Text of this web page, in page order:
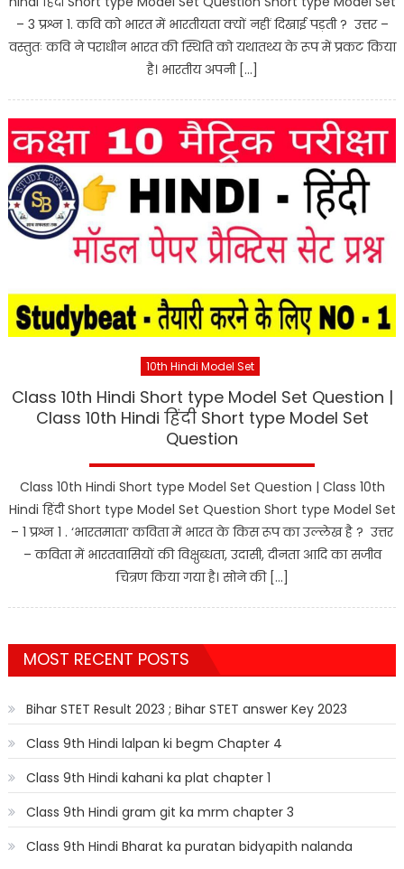
– 3 प्रश्न 1. कवि को भारत में भारतीयता क्यों नहीं दिखाई पड़ती ? उत्तर –
वस्तुतः कवि ने पराधीन भारत की स्थिति को यथातथ्य के रूप में प्रकट किया
है। भारतीय अपनी […]
10th Hindi Model Set
Class 10th Hindi Short type Model Set Question |
Class 10th Hindi हिंदी Short type Model Set
Question
Class 10th Hindi Short type Model Set Question | Class 10th
Hindi हिंदी Short type Model Set Question Short type Model Set
– 1 प्रश्न 1 . ‘भारतमाता‘ कविता में भारत के किस रूप का उल्लेख है ? उत्तर
– कविता में भारतवासियों की विक्षुब्धता, उदासी, दीनता आदि का सजीव
चित्रण किया गया है। सोने की […]
MOST RECENT POSTS
Bihar STET Result 2023 ; Bihar STET answer Key 2023
Class 9th Hindi lalpan ki begm Chapter 4
Class 9th Hindi kahani ka plat chapter 1
Class 9th Hindi gram git ka mrm chapter 3
Class 9th Hindi Bharat ka puratan bidyapith nalanda